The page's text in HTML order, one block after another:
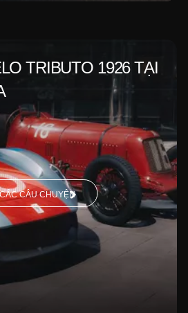
TRIBUTO 1926 TẠI
CÂU CHUYỆN